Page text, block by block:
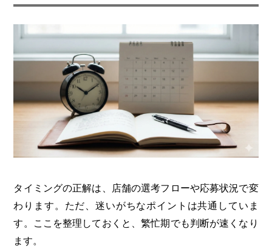
タイミングの正解は、店舗の選考フローや応募状況で変
わります。ただ、迷いがちなポイントは共通していま
す。ここを整理しておくと、繁忙期でも判断が速くなり
ます。